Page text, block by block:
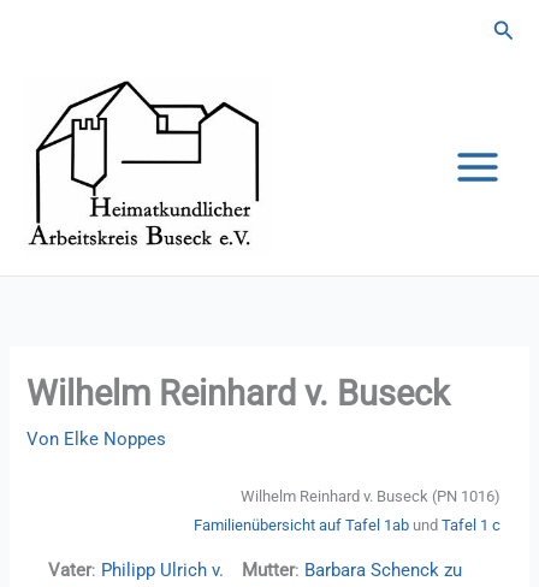
Wilhelm Reinhard v. Buseck
Von Elke Noppes
Wilhelm Reinhard v. Buseck (PN 1016)
Familienübersicht auf Tafel 1abund Tafel 1 c
Vater: Philipp Ulrich v.
Mutter: Barbara Schenck zu